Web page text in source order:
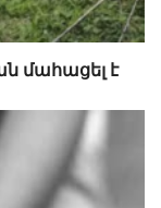
մահացել է